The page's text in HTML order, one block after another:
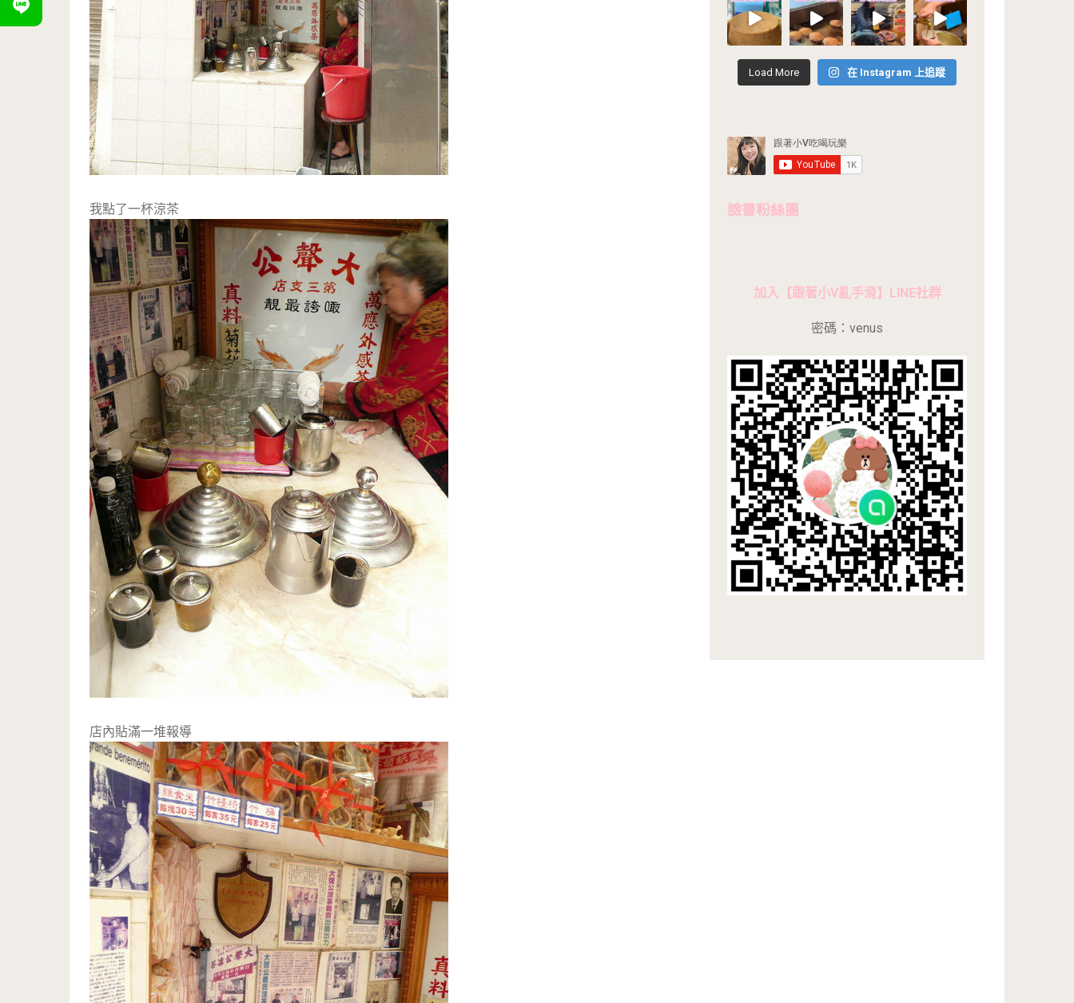
我點了一杯涼茶
店內貼滿一堆報導
Load More 在 Instagram 上追蹤
臉書粉絲團
加入【跟著小V亂手滑】LINE社群
密碼：venus